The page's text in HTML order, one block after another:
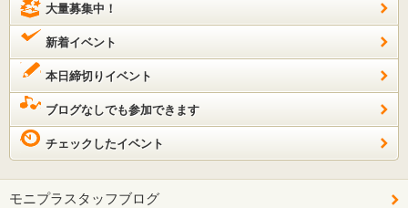
大量募集中！
新着イベント
本日締切りイベント
ブログなしでも参加できます
チェックしたイベント
モニプラスタッフブログ